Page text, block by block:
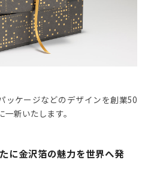
ッケージなどのデザインを創業50
新いたします。
に金沢箔の魅力を世界へ発